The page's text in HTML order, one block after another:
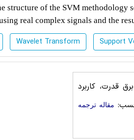
structure of the SVM methodology
real complex signals and the
Wavelet Transform Support
قدرت، کاربرد
مقاله ترجمه